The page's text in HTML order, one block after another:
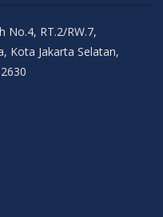
No.4, RT.2/RW.7,
Kota Jakarta Selatan,